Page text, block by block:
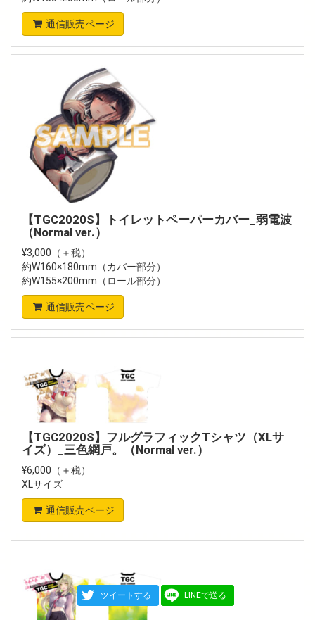
通信販売ページ
【TGC2020S】トイレットペーパーカバー_弱電波
（Normal ver.）
¥3,000（＋税）
約W160×180mm（カバー部分）
約W155×200mm（ロール部分）
通信販売ページ
【TGC2020S】フルグラフィックTシャツ（XLサ
イズ）_三色網戸。（Normal ver.）
¥6,000（＋税）
XLサイズ
通信販売ページ
ツイートする LINEで送る